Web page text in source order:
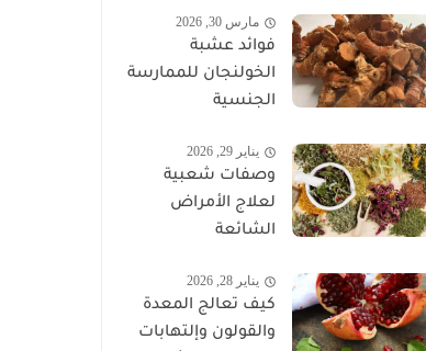
مارس 30, 2026
فوائد عشبة
الخولنجان للممارسة
الجنسية
يناير 29, 2026
وصفات شعبية
لعلاج الأمراض
الشائعة
يناير 28, 2026
كيف تعالج المعدة
والقولون وإلتهابات